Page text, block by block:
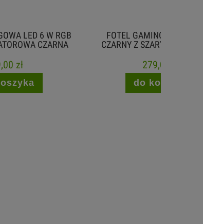
FOTEL GAMINGOWY ARAGON
CZARNY Z SZARYMI AKCENTAMI